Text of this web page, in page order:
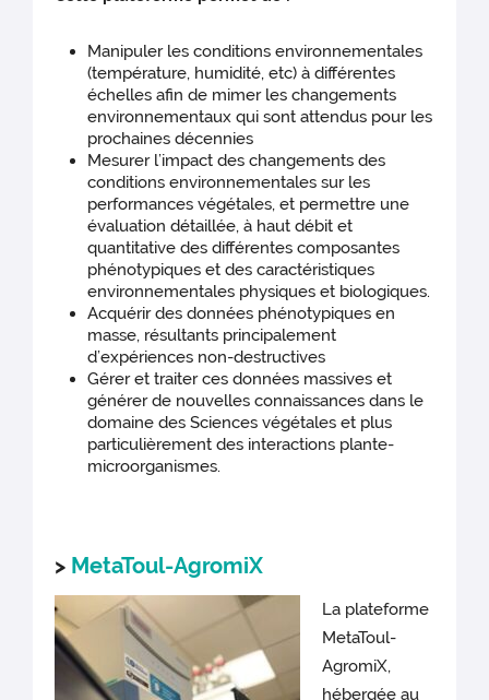
Manipuler les conditions environnementales
(température, humidité, etc) à différentes
échelles afin de mimer les changements
environnementaux qui sont attendus pour les
prochaines décennies
Mesurer l’impact des changements des
conditions environnementales sur les
performances végétales, et permettre une
évaluation détaillée, à haut débit et
quantitative des différentes composantes
phénotypiques et des caractéristiques
environnementales physiques et biologiques.
Acquérir des données phénotypiques en
masse, résultants principalement
d’expériences non-destructives
Gérer et traiter ces données massives et
générer de nouvelles connaissances dans le
domaine des Sciences végétales et plus
particulièrement des interactions plante-
microorganismes.
> MetaToul-AgromiX
La plateforme
MetaToul-
AgromiX,
hébergée au